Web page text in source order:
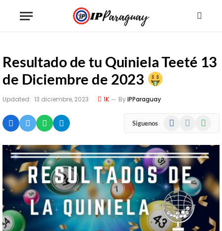
Resultado de tu Quiniela Teeté 13
de Diciembre de 2023
Updated: 13 diciembre, 2023 1K ByIPParaguay
Siguenos Facebook